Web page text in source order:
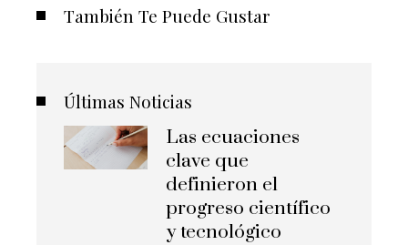
También Te Puede Gustar
Últimas Noticias
Las ecuaciones
clave que
definieron el
progreso científico
y tecnológico